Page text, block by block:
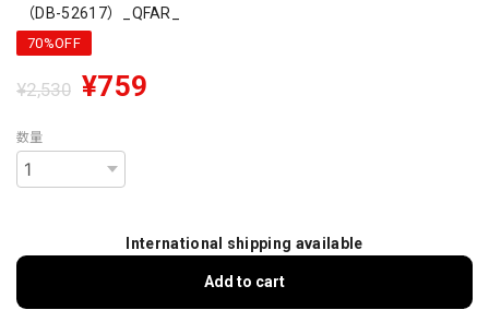
（DB-52617）_QFAR_
70%OFF
¥2,530 ¥759
数量
International shipping available
Add to cart